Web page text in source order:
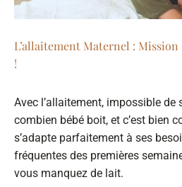
L’allaitement Maternel :
!
Avec l’allaitement, impossible de
combien bébé boit, et c’est bien
s’adapte parfaitement à ses
fréquentes des premières
vous manquez de lait.